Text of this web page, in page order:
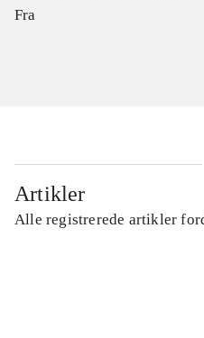
Fra
Artikler
Alle registrerede artikler